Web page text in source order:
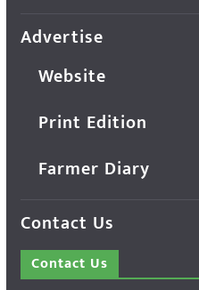
Advertise
Website
Print Edition
Farmer Diary
Contact Us
Contact Us